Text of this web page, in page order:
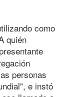
como
quién
personas
e instó